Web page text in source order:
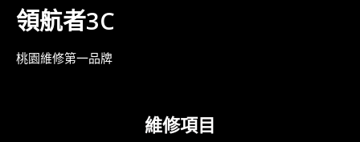
領航者3C
桃園維修第一品牌
維修項目